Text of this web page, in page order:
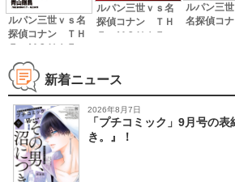
ルパン三世ｖｓ名
探偵コナン ＴＨ
Ｅ ＭＯＶＩＥ
ルパン三世ｖｓ名
探偵コナン ＴＨ
Ｅ ＭＯＶＩＥ
ルパン三世
名探偵コ
新着ニュース
2026年8月7日
「プチコミック」9月号の
き。』！